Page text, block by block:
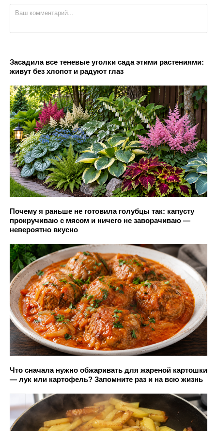
Засадила все теневые уголки сада этими растениями:
живут без хлопот и радуют глаз
Почему я раньше не готовила голубцы так: капусту
прокручиваю с мясом и ничего не заворачиваю —
невероятно вкусно
Что сначала нужно обжаривать для жареной картошки
— лук или картофель? Запомните раз и на всю жизнь